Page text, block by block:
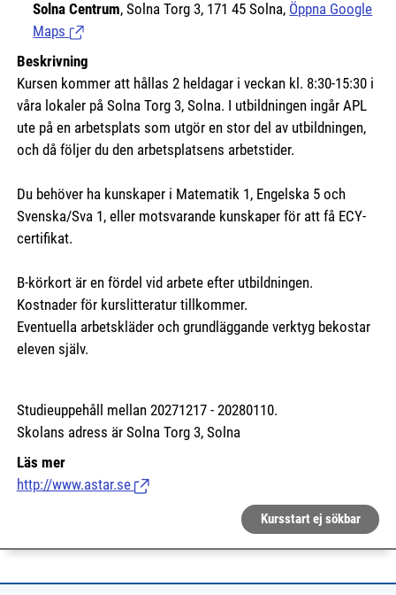
Solna Centrum, Solna Torg 3, 171 45 Solna, Öppna Google
Maps (Länk till extern sida.)
Beskrivning
Kursen kommer att hållas 2 heldagar i veckan kl. 8:30-15:30 i
våra lokaler på Solna Torg 3, Solna. I utbildningen ingår APL
ute på en arbetsplats som utgör en stor del av utbildningen,
och då följer du den arbetsplatsens arbetstider.
Du behöver ha kunskaper i Matematik 1, Engelska 5 och
Svenska/Sva 1, eller motsvarande kunskaper för att få ECY-
certifikat.
B-körkort är en fördel vid arbete efter utbildningen.
Kostnader för kurslitteratur tillkommer.
Eventuella arbetskläder och grundläggande verktyg bekostar
eleven själv.
Studieuppehåll mellan 20271217 - 20280110.
Skolans adress är Solna Torg 3, Solna
Läs mer
http://www.astar.se (Länk till extern sida.)
Kursstart ej sökbar